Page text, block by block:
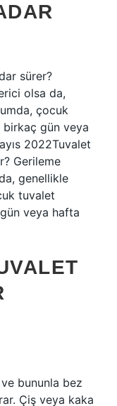
sürer?
olsa da,
çocuk
gün veya
2022Tuvalet
Gerileme
genellikle
tuvalet
veya hafta
bununla bez
Çiş veya kaka